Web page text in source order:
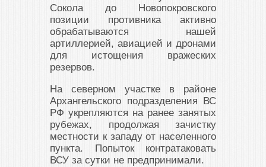
Сокола до Новопокровского
позиции противника активно
обрабатываются нашей
артиллерией, авиацией и дронами
для истощения вражеских
резервов.
На северном участке в районе
Архангельского подразделения ВС
РФ укрепляются на ранее занятых
рубежах, продолжая зачистку
местности к западу от населенного
пункта. Попыток контратаковать
ВСУ за сутки не предпринимали.